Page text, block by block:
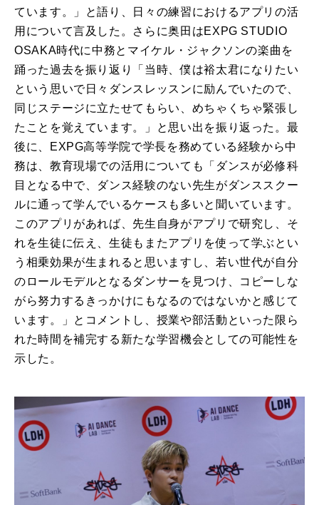
ています。」と語り、日々の練習におけるアプリの活
用について言及した。さらに奥田はEXPG STUDIO
OSAKA時代に中務とマイケル・ジャクソンの楽曲を
踊った過去を振り返り「当時、僕は裕太君になりたい
という思いで日々ダンスレッスンに励んでいたので、
同じステージに立たせてもらい、めちゃくちゃ緊張し
たことを覚えています。」と思い出を振り返った。最
後に、EXPG高等学院で学長を務めている経験から中
務は、教育現場での活用についても「ダンスが必修科
目となる中で、ダンス経験のない先生がダンススクー
ルに通って学んでいるケースも多いと聞いています。
このアプリがあれば、先生自身がアプリで研究し、そ
れを生徒に伝え、生徒もまたアプリを使って学ぶとい
う相乗効果が生まれると思いますし、若い世代が自分
のロールモデルとなるダンサーを見つけ、コピーしな
がら努力するきっかけにもなるのではないかと感じて
います。」とコメントし、授業や部活動といった限ら
れた時間を補完する新たな学習機会としての可能性を
示した。